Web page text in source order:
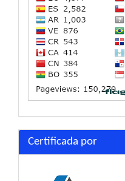
Certificada por